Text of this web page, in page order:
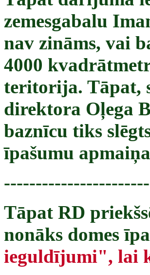
zemesgabalu
nav zināms, vai
4000
teritorija. Tāpat,
direktora Oļega
baznīcu tiks
īpašumu
Tāpat RD
nonāks domes
ieguldījumi", lai